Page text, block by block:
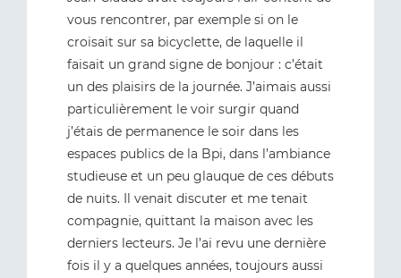
vous rencontrer, par exemple si on le
croisait sur sa bicyclette, de laquelle il
faisait un grand signe de bonjour : c’était
un des plaisirs de la journée. J’aimais aussi
particulièrement le voir surgir quand
j’étais de permanence le soir dans les
espaces publics de la Bpi, dans l’ambiance
studieuse et un peu glauque de ces débuts
de nuits. Il venait discuter et me tenait
compagnie, quittant la maison avec les
derniers lecteurs. Je l’ai revu une dernière
fois il y a quelques années, toujours aussi